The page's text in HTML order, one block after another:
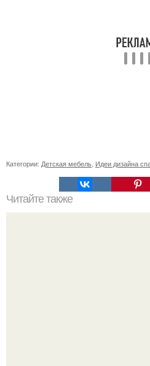
Категории: Детская мебель Идеи дизайна
Читайте также